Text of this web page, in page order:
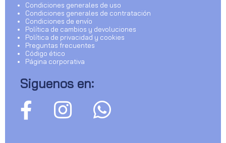
Condiciones generales de uso
Condiciones generales de contratación
Condiciones de envío
Política de cambios y devoluciones
Política de privacidad y cookies
Preguntas frecuentes
Código ético
Página corporativa
Siguenos en: